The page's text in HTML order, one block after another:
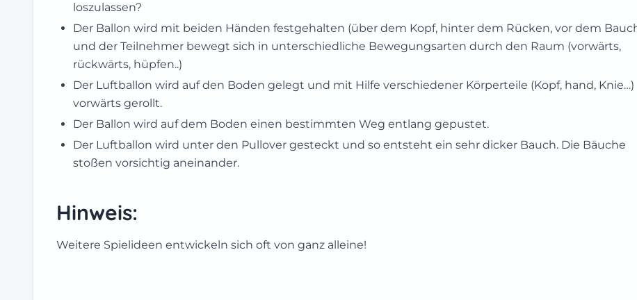
loszulassen?
Der Ballon wird mit beiden Händen festgehalten (über dem Kopf, hinter dem Rücken, vor dem
und der Teilnehmer bewegt sich in unterschiedliche Bewegungsarten durch den Raum (vorwärts,
rückwärts, hüpfen..)
Der Luftballon wird auf den Boden gelegt und mit Hilfe verschiedener Körperteile (Kopf, hand, Knie…)
vorwärts gerollt.
Der Ballon wird auf dem Boden einen bestimmten Weg entlang gepustet.
Der Luftballon wird unter den Pullover gesteckt und so entsteht ein sehr dicker Bauch. Die Bäuche
stoßen vorsichtig aneinander.
Hinweis:
Weitere Spielideen entwickeln sich oft von ganz alleine!